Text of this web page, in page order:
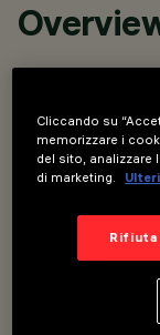
sospensione.
Sorgente LED
emissione a
< 19 - ideale
Gruppo
prismatizzato
recuperatore
Cliccando su
memorizzare i
del sito, analizzare
di marketing.